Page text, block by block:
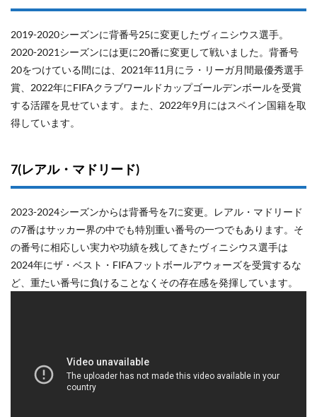
2019-2020シーズンに背番号25に変更したヴィニシウス選手。
2020-2021シーズンには更に20番に変更して戦いました。背番号
20をつけている間には、2021年11月にラ・リーガ月間最優秀選手
賞、2022年にFIFAクラブワールドカップゴールデンボールを受賞
する活躍を見せています。また、2022年9月にはスペイン国籍を取
得しています。
7(レアル・マドリード)
2023-2024シーズンからは背番号を7に変更。レアル・マドリード
の7番はサッカー界の中でも特別重い番号の一つでもあります。そ
の番号に相応しい実力や功績を残してきたヴィニシウス選手は
2024年にザ・ベスト・FIFAフットボールアウォーズを受賞するな
ど、重たい番号に負けることなくその存在感を発揮しています。